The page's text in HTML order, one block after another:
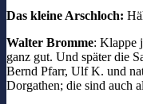
Das kleine Arschloch:
Walter Bromme: Klappe
ganz gut. Und später die
Bernd Pfarr, Ulf K. und
Dorgathen; die sind auch